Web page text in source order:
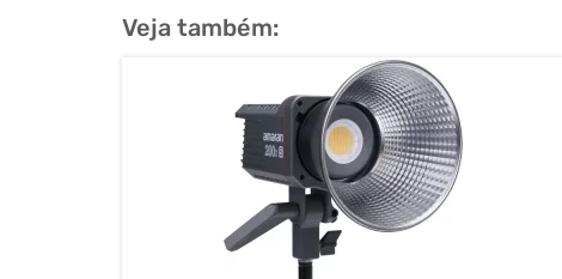
Veja também: